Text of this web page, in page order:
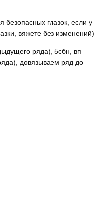
глазок, если у
вяжете без изменений)
ряда), 5сбн, вп
довязываем ряд до